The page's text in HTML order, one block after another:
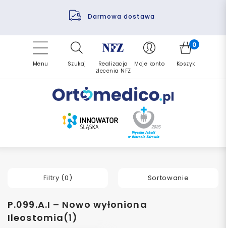
Darmowa dostawa
Pomoc fizjoterapeuty
Finansowanie PFRON
Refundacja NFZ
Zrealizuj zlecenie ponownie
Menu Szukaj
Realizacja
zlecenia NFZ
Moje konto
0
Koszyk
Filtry (0) Sortowanie
P.099.A.I – Nowo wyłoniona
Ileostomia(1)